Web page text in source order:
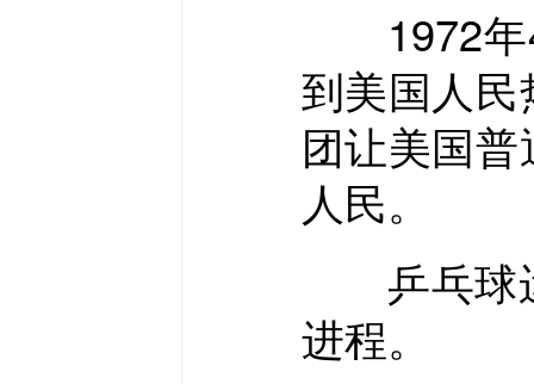
1972年4
到美国人
团让美国
人民。
乒乓球运
进程。